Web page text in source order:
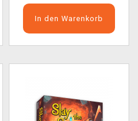
In den Warenkorb